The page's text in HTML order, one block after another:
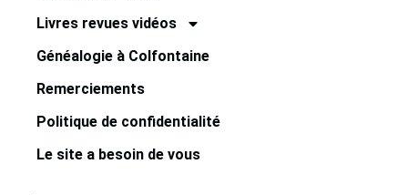
Livres revues vidéos
Généalogie à Colfontaine
Remerciements
Politique de confidentialité
Le site a besoin de vous